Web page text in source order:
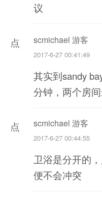
议
点
载
scmichael 游客
2017-6-27 00:41:49
其实到sandy
分钟，两个房
点
scmichael 游客
2017-6-27 00:44:55
卫浴是分开的
便不会冲突